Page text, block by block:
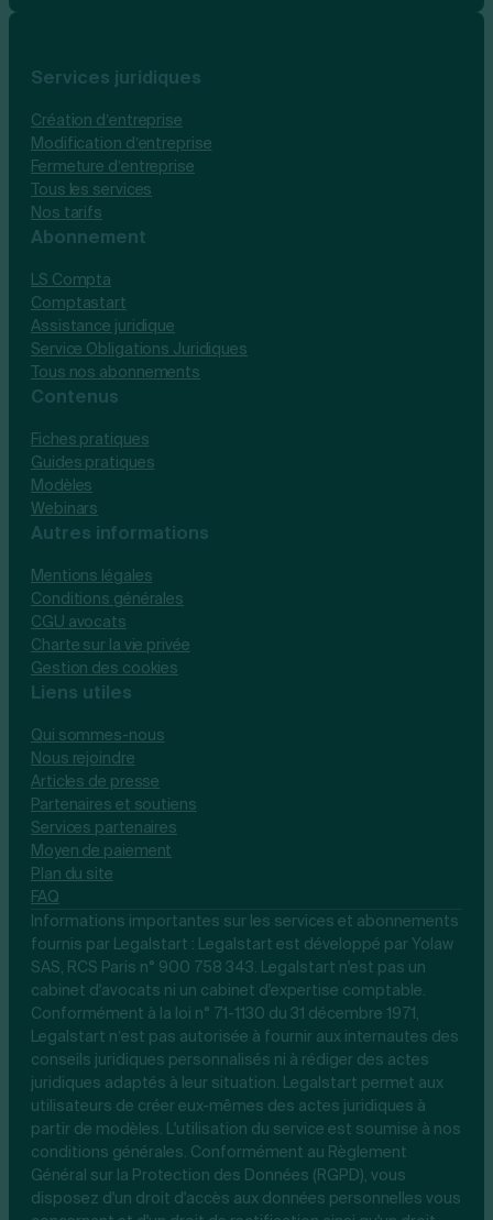
Services juridiques
Création d’entreprise
Modification d’entreprise
Fermeture d’entreprise
Tous les services
Nos tarifs
Abonnement
LS Compta
Comptastart
Assistance juridique
Service Obligations Juridiques
Tous nos abonnements
Contenus
Fiches pratiques
Guides pratiques
Modèles
Webinars
Autres informations
Mentions légales
Conditions générales
CGU avocats
Charte sur la vie privée
Gestion des cookies
Liens utiles
Qui sommes-nous
Nous rejoindre
Articles de presse
Partenaires et soutiens
Services partenaires
Moyen de paiement
Plan du site
FAQ
Informations importantes sur les services et abonnements
fournis par Legalstart : Legalstart est développé par Yolaw
SAS, RCS Paris n° 900 758 343. Legalstart n'est pas un
cabinet d'avocats ni un cabinet d'expertise comptable.
Conformément à la loi n° 71-1130 du 31 décembre 1971,
Legalstart n’est pas autorisée à fournir aux internautes des
conseils juridiques personnalisés ni à rédiger des actes
juridiques adaptés à leur situation. Legalstart permet aux
utilisateurs de créer eux-mêmes des actes juridiques à
partir de modèles. L'utilisation du service est soumise à nos
conditions générales. Conformément au Règlement
Général sur la Protection des Données (RGPD), vous
disposez d'un droit d'accès aux données personnelles vous